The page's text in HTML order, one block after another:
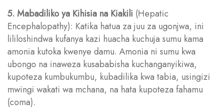
5. Mabadiliko ya Kihisia na Kiakili (Hepatic
Encephalopathy): Katika hatua za juu za ugonjwa, ini
lililoshindwa kufanya kazi huacha kuchuja sumu kama
amonia kutoka kwenye damu. Amonia ni sumu kwa
ubongo na inaweza kusababisha kuchanganyikiwa,
kupoteza kumbukumbu, kubadilika kwa tabia, usingizi
mwingi wakati wa mchana, na hata kupoteza fahamu
(coma).